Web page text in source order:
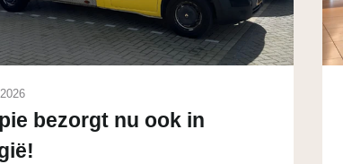
bezorgt nu ook in